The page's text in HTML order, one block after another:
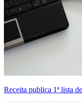
Receita publica 1ª lista